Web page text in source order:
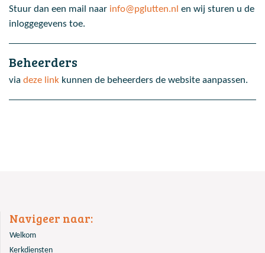
Stuur dan een mail naar info@pglutten.nl en wij sturen u de
inloggegevens toe.
Beheerders
via deze link kunnen de beheerders de website aanpassen.
Navigeer naar:
Welkom
Kerkdiensten